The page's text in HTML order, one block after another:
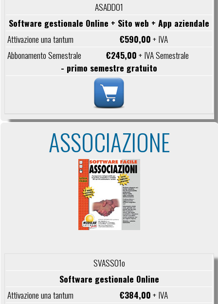
ASADD01
Software gestionale Online + Sito web + App aziendale
€590,00+ IVA
€245,00+ IVA Semestrale
- primo semestre gratuito
ASSOCIAZIONE
SVASS01o
Software gestionale Online
€384,00+ IVA